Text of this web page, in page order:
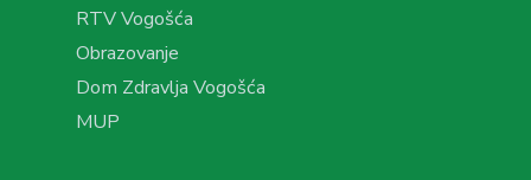
RTV Vogošća
Obrazovanje
Dom Zdravlja Vogošća
MUP